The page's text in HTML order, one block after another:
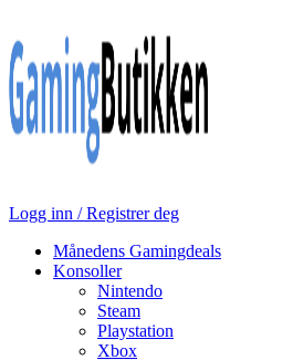
Logg inn / Registrer deg
Månedens Gamingdeals
Konsoller
Nintendo
Steam
Playstation
Xbox